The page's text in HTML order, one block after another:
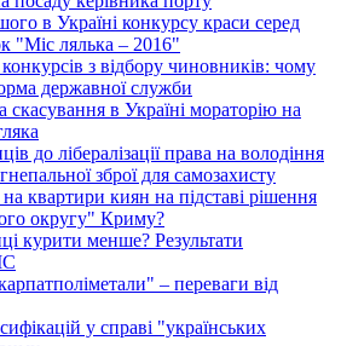
в Україні конкурсу краси серед
"Міс лялька – 2016"
з відбору чиновників: чому
державної служби
скасування в Україні мораторію на
до лібералізації права на володіння
зброї для самозахисту
квартири киян на підставі рішення
округу" Криму?
курити менше? Результати
– переваги від
у справі "українських